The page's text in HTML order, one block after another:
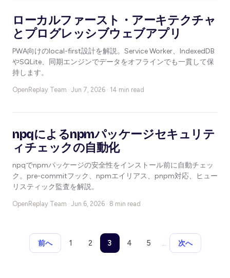
ローカルファースト・アーキテクチャ
とプログレッシブウェブアプリ
PWA向けのlocal-first設計を解説。Service Worker、IndexedDB
やSQLite、同期エンジンでデータをオフラインでも一貫して保
持します。
OpenReplay Team · Jun 7, 2026 · 14 min read
npqによるnpmパッケージセキュリテ
ィチェックの自動化
npqでnpmパッケージの安全性をインストール前に自動チェッ
ク。pre-commitフック、npmエイリアス、pnpm対応、ヒュー
リスティック監査を解説。
OpenReplay Team · Jun 6, 2026 · 8 min read
前へ 1 2 3 4 5 … 次へ